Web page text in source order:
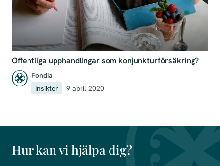
Offentliga upphandlingar som konjunkturförsäkring?
Fondia
Insikter
9 april 2020
Hur kan vi hjälpa dig?